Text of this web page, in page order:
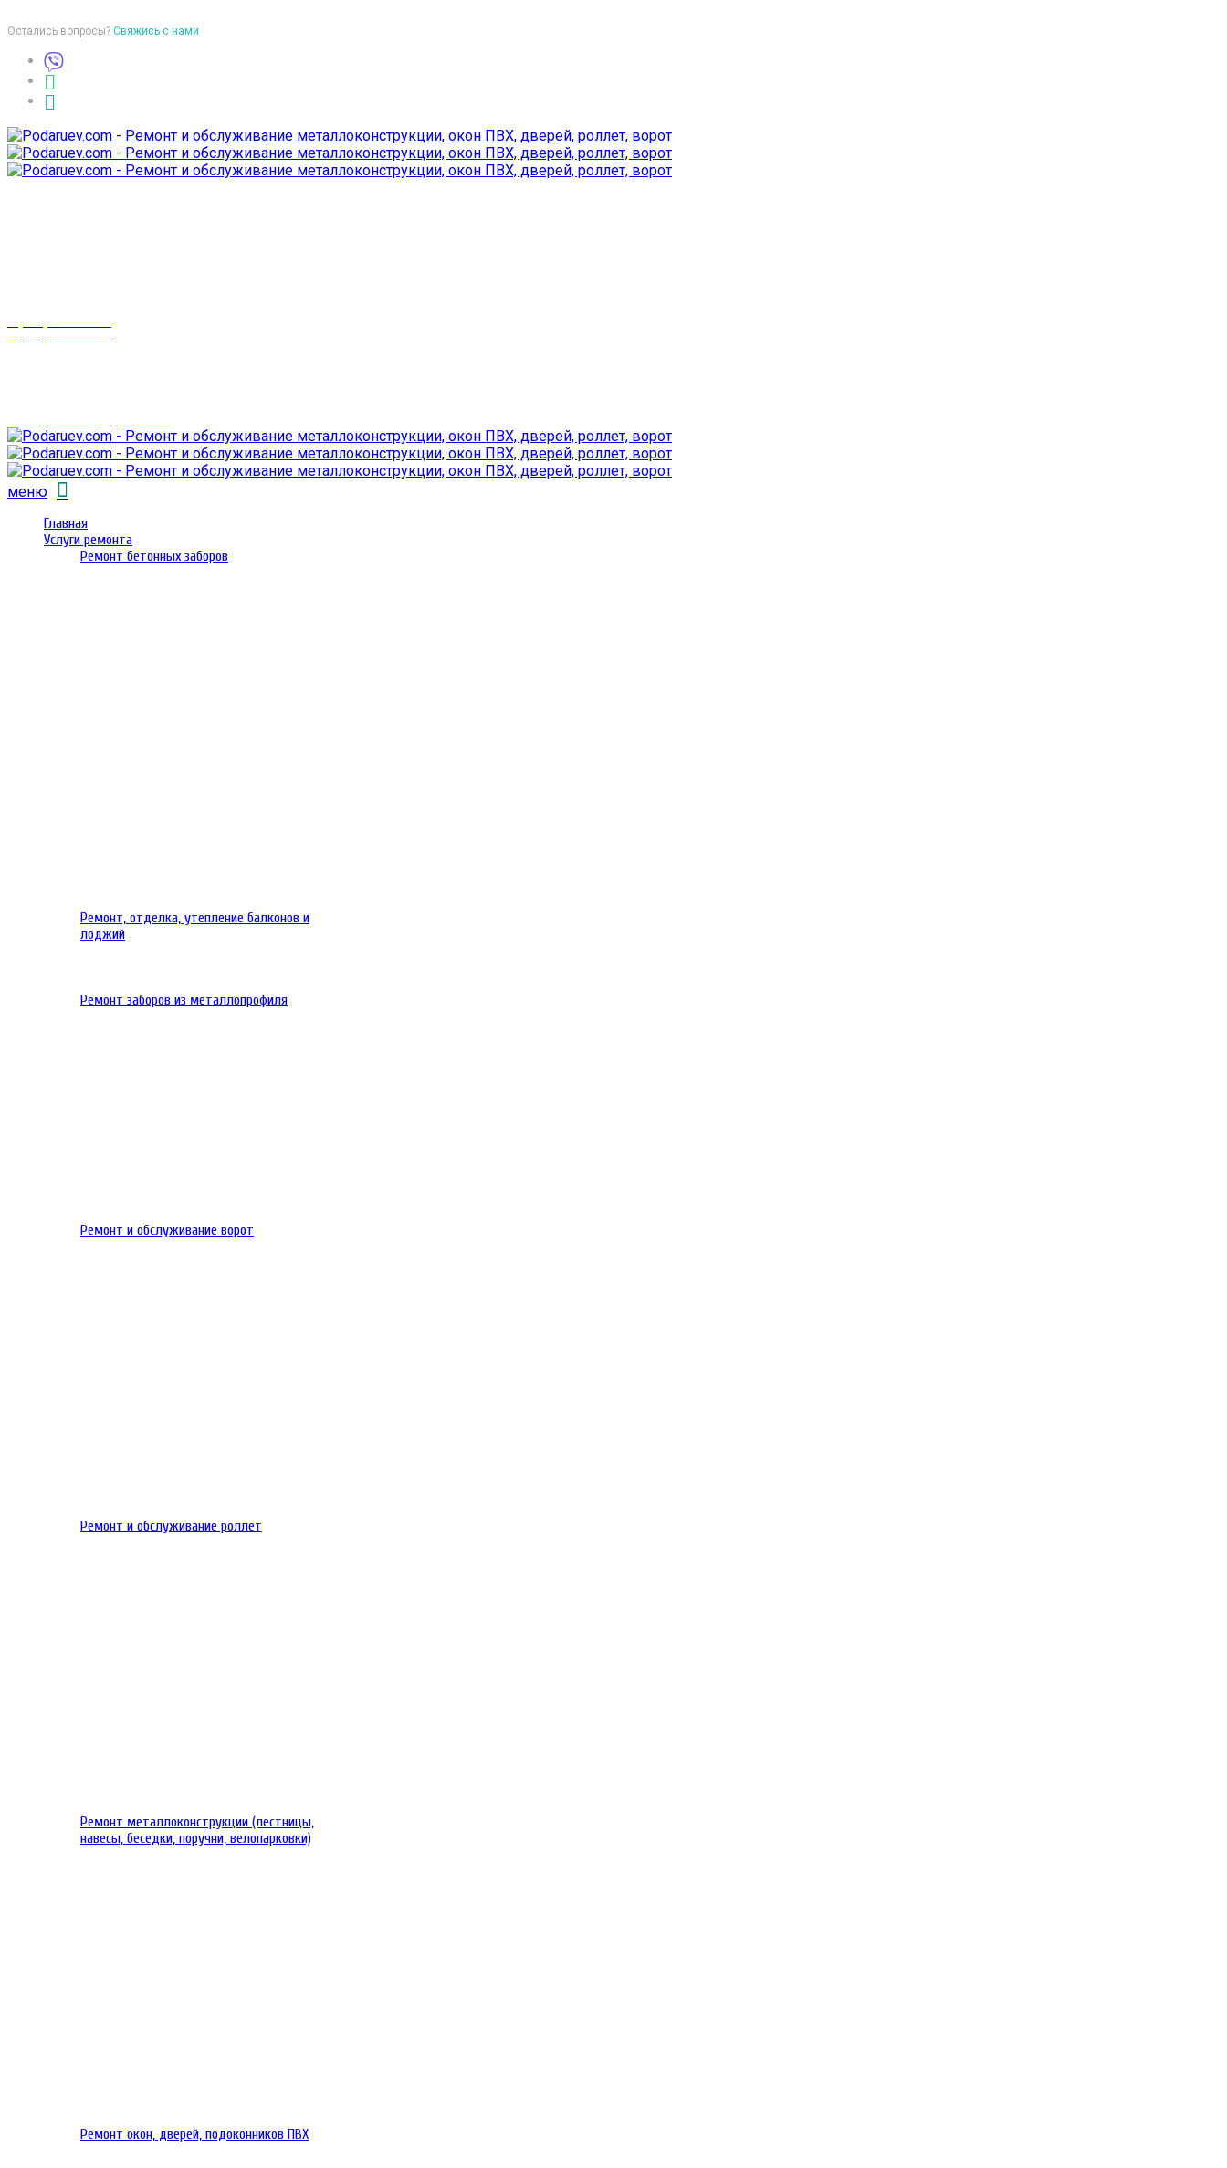
Остались вопросы? Свяжись с нами
меню
Главная
Услуги ремонта
Ремонт бетонных заборов
Ремонт, отделка, утепление балконов и
лоджий
Ремонт заборов из металлопрофиля
Ремонт и обслуживание ворот
Ремонт и обслуживание роллет
Ремонт металлоконструкции (лестницы,
навесы, беседки, поручни, велопарковки)
Ремонт окон, дверей, подоконников ПВХ